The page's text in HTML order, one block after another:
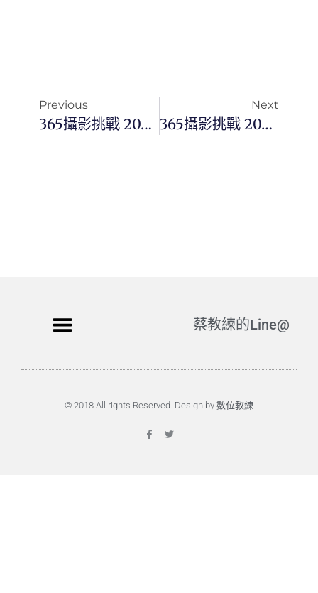
Previous
365攝影挑戰 20231012(四) 285/365 Day2822
Next
365攝影挑戰 20231014(六) 287/365 Day2824
蔡教練的Line@
© 2018 All rights Reserved. Design by 數位教練